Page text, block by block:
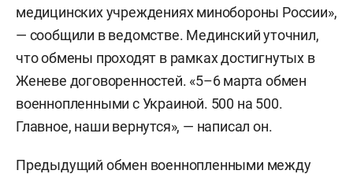
медицинских учреждениях минобороны России»,
— сообщили в ведомстве. Мединский уточнил,
что обмены проходят в рамках достигнутых в
Женеве договоренностей. «5–6 марта обмен
военнопленными с Украиной. 500 на 500.
Главное, наши вернутся», — написал он.
Предыдущий обмен военнопленными между